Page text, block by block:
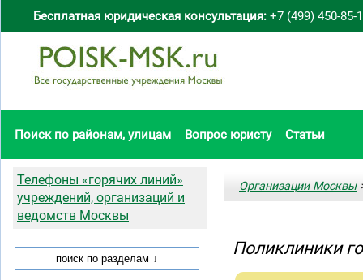
Бесплатная юридическая консультация: +7 (499) 450-85-
Поиск по районам, улицам Вопрос юристу Статьи
Организации Москвы
Поликлиники
Телефоны «горячих линий»
учреждений, организаций и
ведомств Москвы